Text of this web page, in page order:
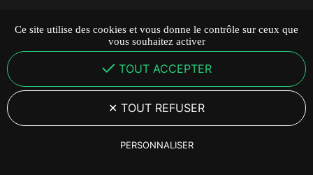
ZONE TECHNIQUE DU PORT
66140 CANET-EN-ROUSSILLON
DEVENEZ DISTRIBUTEUR
PARAMÉTRAGES DES COOKIES
Ce site utilise des cookies et vous donne le contrôle sur ceux que
vous souhaitez activer
TOUT ACCEPTER
TOUT REFUSER
PERSONNALISER